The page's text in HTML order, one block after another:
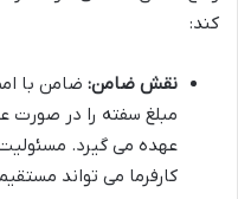
کند:
نقش ضامن: ضامن با
مبلغ سفته را در صورت
عهده می گیرد.
کارفرما می تواند